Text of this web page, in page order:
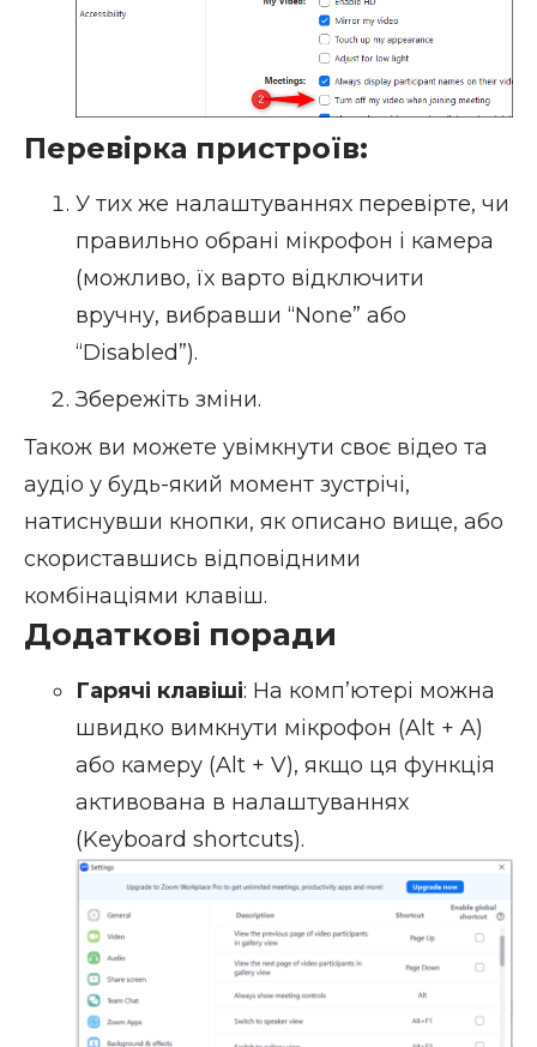
Перевірка пристроїв:
У тих же налаштуваннях перевірте, чи
правильно обрані мікрофон і камера
(можливо, їх варто відключити
вручну, вибравши “None” або
“Disabled”).
Збережіть зміни.
Також ви можете увімкнути своє відео та
аудіо у будь-який момент зустрічі,
натиснувши кнопки, як описано вище, або
скориставшись відповідними
комбінаціями клавіш.
Додаткові поради
Гарячі клавіші: На комп’ютері можна
швидко вимкнути мікрофон (Alt + A)
або камеру (Alt + V), якщо ця функція
активована в налаштуваннях
(Keyboard shortcuts).